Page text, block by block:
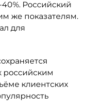
Российский
же показателям.
для
российским
клиентских